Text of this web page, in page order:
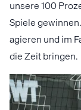
unsere 100
Spiele
agieren und im
die Zeit bringen.